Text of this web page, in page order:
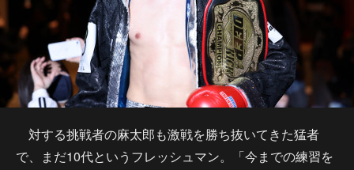
対する挑戦者の麻太郎も激戦を勝ち抜いてきた猛者
で、まだ10代というフレッシュマン。「今までの練習を